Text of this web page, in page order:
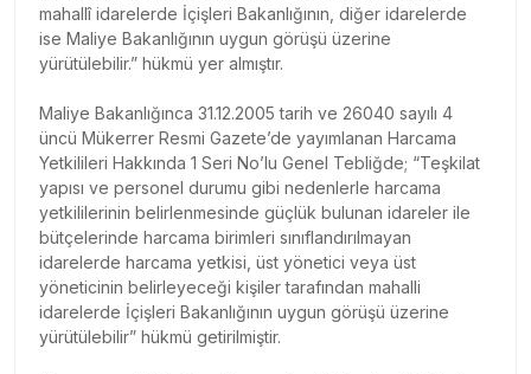
mahallî idarelerde İçişleri Bakanlığının, diğer idarelerde
ise Maliye Bakanlığının uygun görüşü üzerine
yürütülebilir.” hükmü yer almıştır.
Maliye Bakanlığınca 31.12.2005 tarih ve 26040 sayılı 4
üncü Mükerrer Resmi Gazete’de yayımlanan Harcama
Yetkilileri Hakkında 1 Seri No’lu Genel Tebliğde; “Teşkilat
yapısı ve personel durumu gibi nedenlerle harcama
yetkililerinin belirlenmesinde güçlük bulunan idareler ile
bütçelerinde harcama birimleri sınıflandırılmayan
idarelerde harcama yetkisi, üst yönetici veya üst
yöneticinin belirleyeceği kişiler tarafından mahalli
idarelerde İçişleri Bakanlığının uygun görüşü üzerine
yürütülebilir” hükmü getirilmiştir.